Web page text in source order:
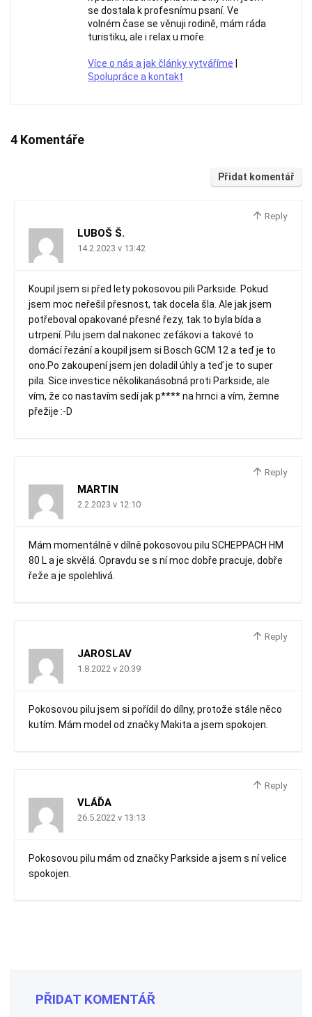
se dostala k profesnímu psaní. Ve
volném čase se věnuji rodině, mám ráda
turistiku, ale i relax u moře.
Více o nás a jak články vytváříme
Spolupráce a kontakt
4 Komentáře
Přidat komentář
Reply
LUBOŠ Š.
14.2.2023 v 13:42
Koupil jsem si před lety pokosovou pili Parkside. Pokud
jsem moc neřešil přesnost, tak docela šla. Ale jak jsem
potřeboval opakované přesné řezy, tak to byla bída a
utrpení. Pilu jsem dal nakonec zeťákovi a takové to
domácí řezání a koupil jsem si Bosch GCM 12 a teď je to
ono.Po zakoupení jsem jen doladil úhly a teď je to super
pila. Sice investice několikanásobná proti Parkside, ale
vím, že co nastavím sedí jak p**** na hrnci a vím, žemne
přežije :-D
Reply
MARTIN
2.2.2023 v 12:10
Mám momentálně v dílně pokosovou pilu SCHEPPACH HM
80 L a je skvělá. Opravdu se s ní moc dobře pracuje, dobře
řeže a je spolehlivá.
Reply
JAROSLAV
1.8.2022 v 20:39
Pokosovou pilu jsem si pořídil do dílny, protože stále něco
kutím. Mám model od značky Makita a jsem spokojen.
Reply
VLÁĎA
26.5.2022 v 13:13
Pokosovou pilu mám od značky Parkside a jsem s ní velice
spokojen.
PŘIDAT KOMENTÁŘ